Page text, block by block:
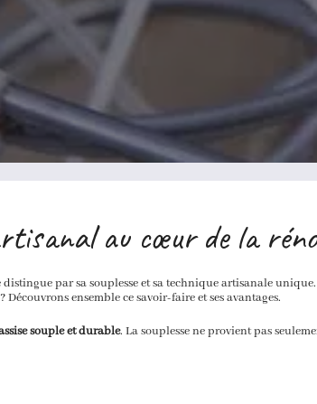
au cœur de la
distingue par sa souplesse et sa technique artisanale
ensemble ce savoir-faire et ses avantages.
souple et durable. La souplesse ne provient pas